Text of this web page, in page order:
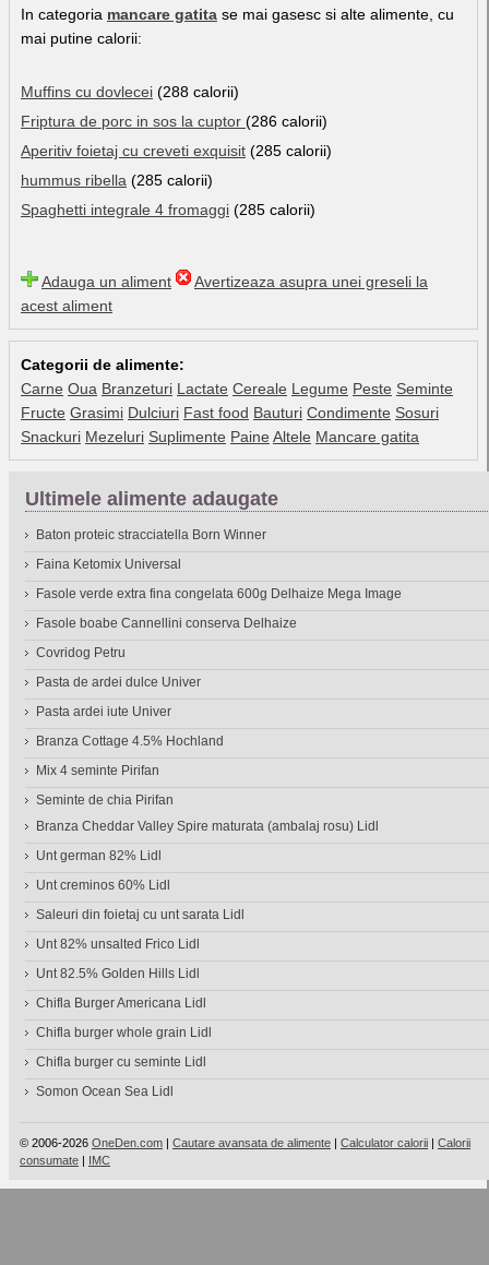
In categoria mancare gatita se mai gasesc si alte alimente, cu
mai putine calorii:
Muffins cu dovlecei (288 calorii)
Friptura de porc in sos la cuptor (286 calorii)
Aperitiv foietaj cu creveti exquisit (285 calorii)
hummus ribella (285 calorii)
Spaghetti integrale 4 fromaggi (285 calorii)
Adauga un aliment
Avertizeaza asupra unei greseli la
acest aliment
Categorii de alimente:
Carne Oua Branzeturi Lactate Cereale Legume Peste Seminte
Fructe Grasimi Dulciuri Fast food Bauturi Condimente Sosuri
Snackuri Mezeluri Suplimente Paine Altele Mancare gatita
Ultimele alimente adaugate
Baton proteic stracciatella Born Winner
Faina Ketomix Universal
Fasole verde extra fina congelata 600g Delhaize Mega Image
Fasole boabe Cannellini conserva Delhaize
Covridog Petru
Pasta de ardei dulce Univer
Pasta ardei iute Univer
Branza Cottage 4.5% Hochland
Mix 4 seminte Pirifan
Seminte de chia Pirifan
Branza Cheddar Valley Spire maturata (ambalaj rosu) Lidl
Unt german 82% Lidl
Unt creminos 60% Lidl
Saleuri din foietaj cu unt sarata Lidl
Unt 82% unsalted Frico Lidl
Unt 82.5% Golden Hills Lidl
Chifla Burger Americana Lidl
Chifla burger whole grain Lidl
Chifla burger cu seminte Lidl
Somon Ocean Sea Lidl
© 2006-2026 OneDen.com | Cautare avansata de alimente | Calculator calorii | Calorii
consumate | IMC